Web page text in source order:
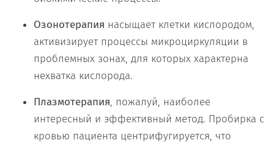
Озонотерапия насыщает клетки кислородом,
активизирует процессы микроциркуляции в
проблемных зонах, для которых характерна
нехватка кислорода.
Плазмотерапия, пожалуй, наиболее
интересный и эффективный метод. Пробирка с
кровью пациента центрифугируется, что